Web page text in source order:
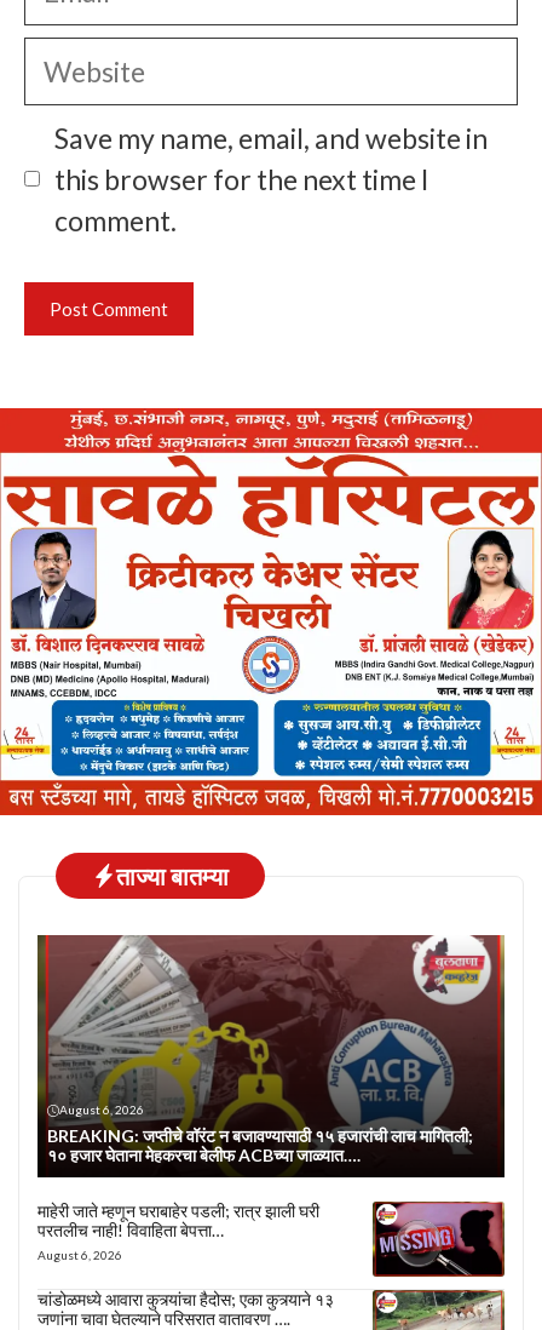
Website
Save my name, email, and website in
this browser for the next time I
comment.
ताज्या बातम्या
August 6, 2026
BREAKING: जप्तीचे वॉरंट न बजावण्यासाठी १५ हजारांची लाच मागितली;
१० हजार घेताना मेहकरचा बेलीफ ACBच्या जाळ्यात….
माहेरी जाते म्हणून घराबाहेर पडली; रात्र झाली घरी
परतलीच नाही! विवाहिता बेपत्ता…
August 6, 2026
चांडोळमध्ये आवारा कुत्र्यांचा हैदोस; एका कुत्र्याने १३
जणांना चावा घेतल्याने परिसरात वातावरण ….